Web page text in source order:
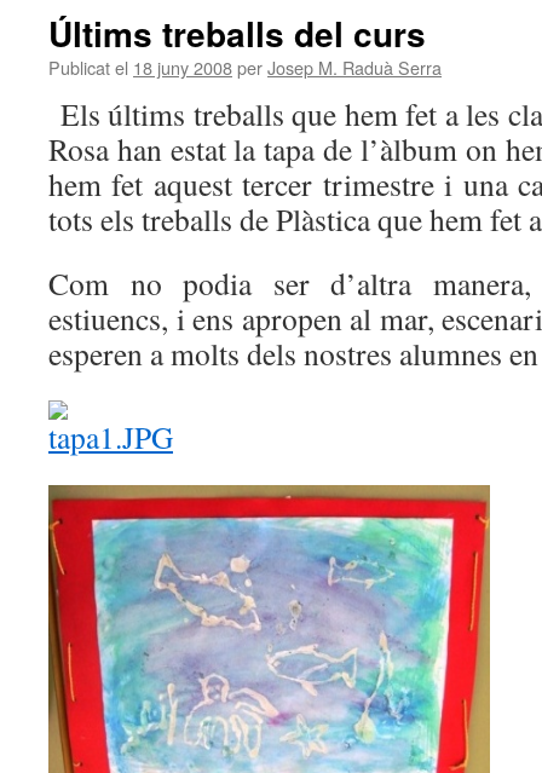
Últims treballs del curs
Publicat el 18 juny 2008perJosep M. Raduà Serra
Els últims treballs que hem fet a les
Rosa han estat la tapa de l’àlbum on
hem fet aquest tercer trimestre i una
tots els treballs de Plàstica que hem fet
Com no podia ser d’altra
estiuencs, i ens apropen al mar,
esperen a molts dels nostres alumnes